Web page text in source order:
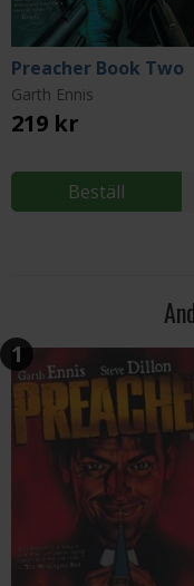
Preacher Book Two
Garth Ennis
219 kr
Beställ
1